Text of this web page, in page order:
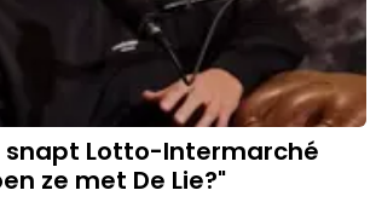
snapt Lotto-Intermarché
ze met De Lie?"